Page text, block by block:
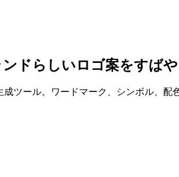
ドらしいロゴ案をすば
ツール。ワードマーク、シンボル、配